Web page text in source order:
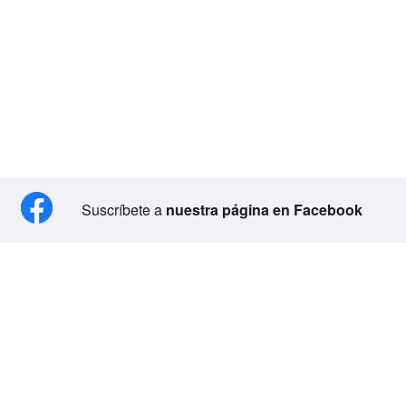
Suscríbete a nuestra página en Facebook